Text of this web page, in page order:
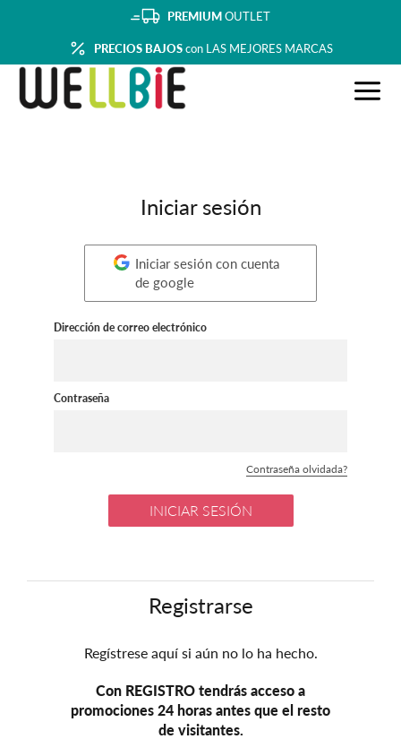
PREMIUMOUTLET
PRECIOS BAJOScon LAS MEJORES MARCAS
Iniciar sesión
Iniciar sesión con cuenta
de google
Dirección de correo electrónico
Contraseña
Contraseña olvidada?
INICIAR SESIÓN
Registrarse
Regístrese aquí si aún no lo ha hecho.
Con REGISTRO tendrás acceso a
promociones 24 horas antes que el resto
de visitantes.